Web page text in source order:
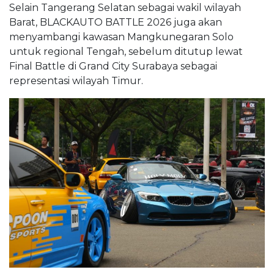
Selain Tangerang Selatan sebagai wakil wilayah
Barat, BLACKAUTO BATTLE 2026 juga akan
menyambangi kawasan Mangkunegaran Solo
untuk regional Tengah, sebelum ditutup lewat
Final Battle di Grand City Surabaya sebagai
representasi wilayah Timur.